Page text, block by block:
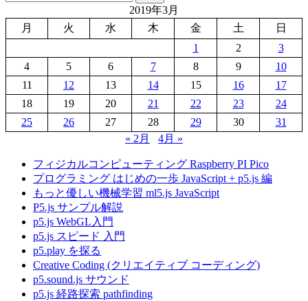
2019年3月
月
火 水 木 金 土
日
1
2
3
4
5 6 7 8 9
10
11
12 13 14 15 16
17
18
19 20 21 22 23
24
25
26 27 28 29 30
31
« 2月
4月 »
フィジカルコンピューティング Raspberry PI Pico
プログラミング はじめの一歩 JavaScript + p5.js 編
もっと優しい機械学習 ml5.js JavaScript
P5.js サンプル解説
p5.js WebGL入門
p5.js スピード 入門
p5.play を探る
Creative Coding (クリエイティブ コーディング)
p5.sound.js サウンド
p5.js 経路探索 pathfinding